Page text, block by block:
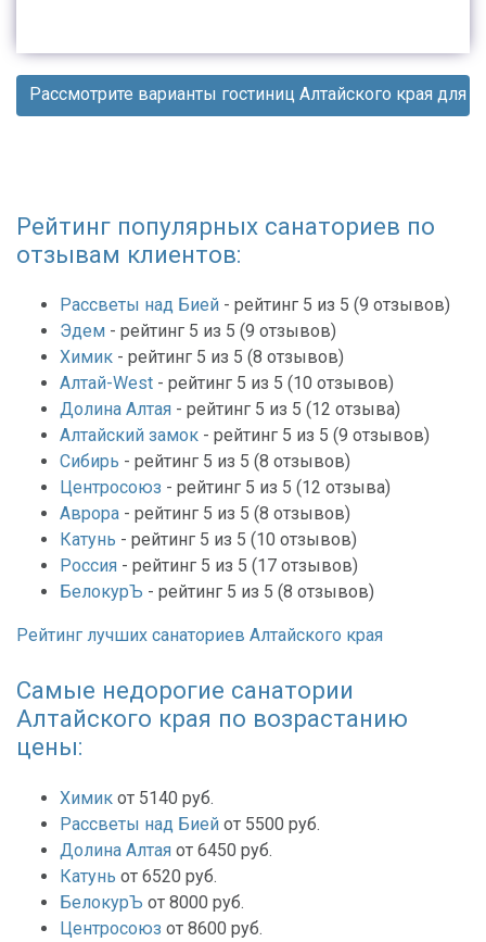
Рассмотрите варианты гостиниц Алтайского края для
Рейтинг популярных санаториев по
отзывам клиентов:
Рассветы над Бией - рейтинг 5 из 5 (9 отзывов)
Эдем - рейтинг 5 из 5 (9 отзывов)
Химик - рейтинг 5 из 5 (8 отзывов)
Алтай-West - рейтинг 5 из 5 (10 отзывов)
Долина Алтая - рейтинг 5 из 5 (12 отзыва)
Алтайский замок - рейтинг 5 из 5 (9 отзывов)
Сибирь - рейтинг 5 из 5 (8 отзывов)
Центросоюз - рейтинг 5 из 5 (12 отзыва)
Аврора - рейтинг 5 из 5 (8 отзывов)
Катунь - рейтинг 5 из 5 (10 отзывов)
Россия - рейтинг 5 из 5 (17 отзывов)
БелокурЪ - рейтинг 5 из 5 (8 отзывов)
Рейтинг лучших санаториев Алтайского края
Самые недорогие санатории
Алтайского края по возрастанию
цены:
Химик от 5140 руб.
Рассветы над Бией от 5500 руб.
Долина Алтая от 6450 руб.
Катунь от 6520 руб.
БелокурЪ от 8000 руб.
Центросоюз от 8600 руб.